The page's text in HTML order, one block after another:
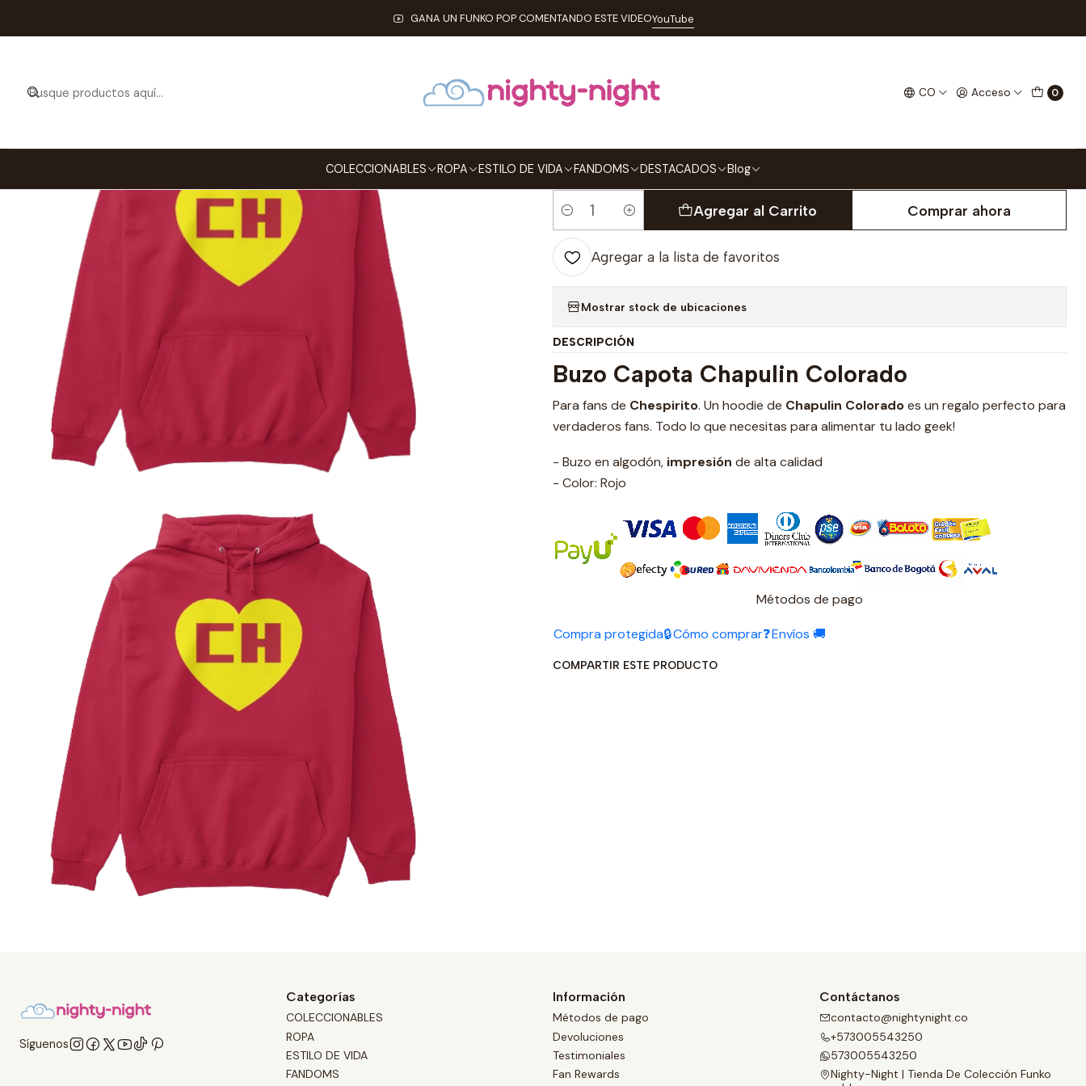
CO Acceso 0
COLECCIONABLES ROPA ESTILO DE VIDA FANDOMS DESTACADOS Blog
GANA UN FUNKO POP COMENTANDO ESTE VIDEOYouTube
ROPA HOMBRE HOODIES Buzo Con Capota Chapulin Colorado
Buzo Con Capota Chapulin Colorado
Cantidad
Agregar al Carrito Comprar ahora
Agregar a la lista de favoritos
Mostrar stock de ubicaciones
DESCRIPCIÓN
Buzo Capota Chapulin Colorado
Para fans de Chespirito. Un hoodie de Chapulin Coloradoes un regalo perfecto para
verdaderos fans. Todo lo que necesitas para alimentar tu lado geek!
- Buzo en algodón, impresión de alta calidad
- Color: Rojo
Métodos de pago
Compra protegida🔒Cómo comprar❓Envíos 🚚
COMPARTIR ESTE PRODUCTO
Síguenos
Categorías
COLECCIONABLES
ROPA
ESTILO DE VIDA
FANDOMS
Información
Métodos de pago
Devoluciones
Testimoniales
Fan Rewards
Contáctanos
contacto@nightynight.co
+573005543250
573005543250
Nighty-Night | Tienda De Colección Funko